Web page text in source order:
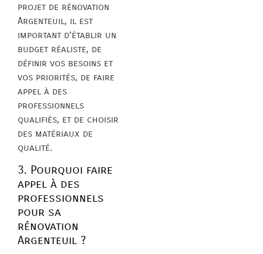
projet de rénovation
Argenteuil, il est
important d’établir un
budget réaliste, de
définir vos besoins et
vos priorités, de faire
appel à des
professionnels
qualifiés, et de choisir
des matériaux de
qualité.
3. Pourquoi faire
appel à des
professionnels
pour sa
rénovation
Argenteuil ?